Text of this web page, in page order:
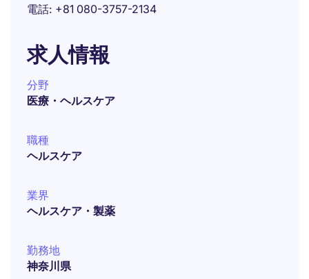
電話 +81 080-3757-2134
求人情報
分野
医療・ヘルスケア
職種
ヘルスケア
業界
ヘルスケア・製薬
勤務地
神奈川県